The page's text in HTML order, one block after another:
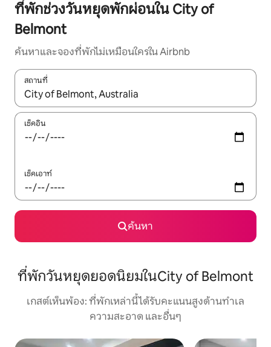
ที่พักช่วงวันหยุดพักผ่อนใน City of
Belmont
ค้นหาและจองที่พักไม่เหมือนใครใน Airbnb
สถานที่
ใช้ลูกศรขึ้นลง หรือใช้การสัมผัสหรือปัด เพื่อสำรวจผลการค้นหา
เช็คอิน
เช็คเอาท์
ค้นหา
ที่พักวันหยุดยอดนิยมในCity of Belmont
เกสต์เห็นพ้อง: ที่พักเหล่านี้ได้รับคะแนนสูงด้านทำเล
ความสะอาด และอื่นๆ